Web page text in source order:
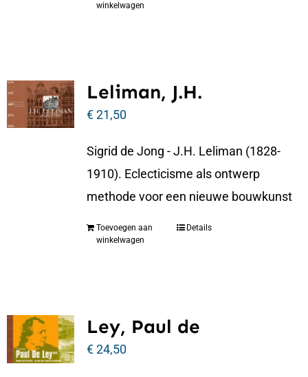
winkelwagen
Leliman, J.H.
€21,50
Sigrid de Jong - J.H. Leliman (1828-
1910). Eclecticisme als ontwerp
methode voor een nieuwe bouwkunst
Toevoegen aan
winkelwagen
Details
Ley, Paul de
€24,50